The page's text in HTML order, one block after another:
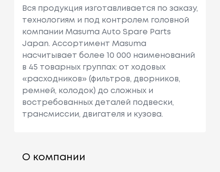
Vw Golf Vi (5k1)
Объем: 1984
См3, Мощн
Ость: 270 Л.
Vw Golf Vi (5k1)
Объем: 1598
См3, Мощн
С. / 77 КВт.
Vw Golf Vi (5k1)
Вся продукция изготавливается по заказу,
технологиям и под контролем головной
компании Masuma Auto Spare Parts
Japan. Ассортимент Masuma
насчитывает более 10 000 наименований
в 45 товарных группах: от ходовых
«расходников» (фильтров, дворников,
ремней, колодок) до сложных и
востребованных деталей подвески,
трансмиссии, двигателя и кузова.
О компании